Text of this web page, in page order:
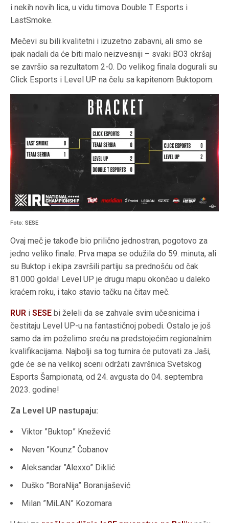
i nekih novih lica, u vidu timova Double T Esports i
LastSmoke.
Mečevi su bili kvalitetni i izuzetno zabavni, ali smo se
ipak nadali da će biti malo neizvesniji – svaki BO3 okršaj
se završio sa rezultatom 2-0. Do velikog finala dogurali su
Click Esports i Level UP na čelu sa kapitenom Buktopom.
Foto: SESE
Ovaj meč je takođe bio prilično jednostran, pogotovo za
jedno veliko finale. Prva mapa se odužila do 59. minuta, ali
su Buktop i ekipa završili partiju sa prednošću od čak
81.000 golda! Level UP je drugu mapu okončao u daleko
kraćem roku, i tako stavio tačku na čitav meč.
RUR iSESE bi želeli da se zahvale svim učesnicima i
čestitaju Level UP-u na fantastičnoj pobedi. Ostalo je još
samo da im poželimo sreću na predstojećim regionalnim
kvalifikacijama. Najbolji sa tog turnira će putovati za Jaši,
gde će se na velikoj sceni održati završnica Svetskog
Esports Šampionata, od 24. avgusta do 04. septembra
2023. godine!
Za Level UP nastupaju:
Viktor ”Buktop” Knežević
Neven ”Kounz” Čobanov
Aleksandar ”Alexxo” Diklić
Duško ”BoraNija” Boranijašević
Milan ”MiLAN” Kozomara